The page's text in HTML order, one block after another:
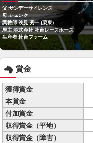
父:サンデーサイレンス
母:シェンク
調教師:浅見 秀一 (栗東)
馬主:株式会社 社台レースホース
生産者:社台ファーム
賞金
獲得賞金
本賞金
付加賞金
収得賞金（平地）
収得賞金（障害）